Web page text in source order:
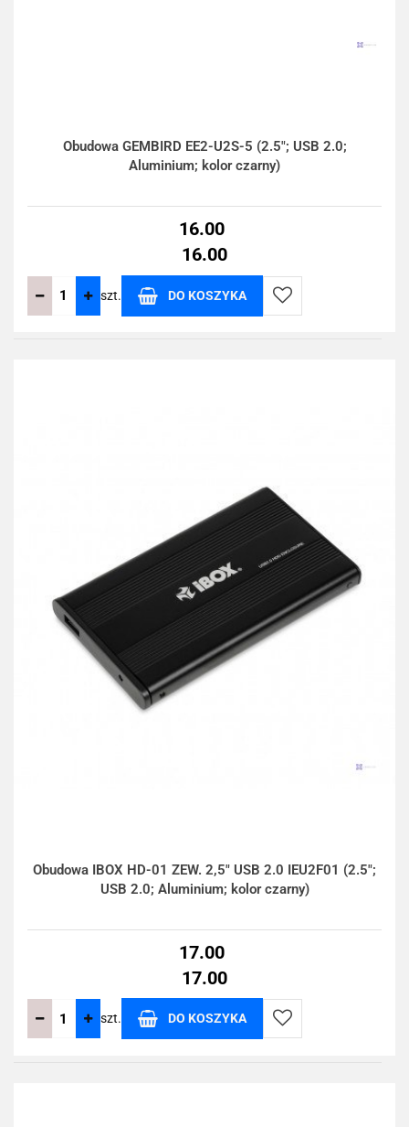
Obudowa GEMBIRD EE2-U2S-5 (2.5"; USB 2.0;
Aluminium; kolor czarny)
16.00
16.00
szt. DO KOSZYKA
Do
Obudowa IBOX HD-01 ZEW. 2,5" USB 2.0 IEU2F01 (2.5";
USB 2.0; Aluminium; kolor czarny)
17.00
17.00
szt. DO KOSZYKA
Do